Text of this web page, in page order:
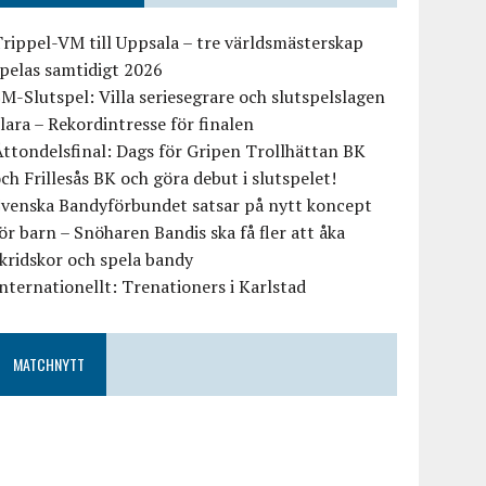
VM till Uppsala – tre världsmästerskap
samtidigt 2026
Slutspel: Villa seriesegrare och slutspelslagen
– Rekordintresse för finalen
Dags för Gripen Trollhättan BK
Frillesås BK och göra debut i slutspelet!
Bandyförbundet satsar på nytt koncept
barn – Snöharen Bandis ska få fler att åka
och spela bandy
Trenationers i Karlstad
MATCHNYTT